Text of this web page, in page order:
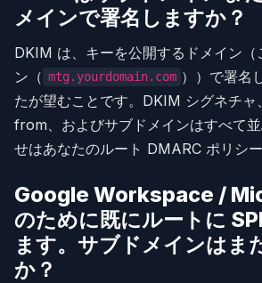
メインで署名しますか？
DKIM は、キーを公開するドメイン（
ン（ mtg.yourdomain.com ））で署名
たが望むことです。DKIM シグネチ
from、およびサブドメインはすべて
せはあなたのルート DMARC ポリシー
Google Workspace /
のために既にルートに
ます。サブドメインはま
か？